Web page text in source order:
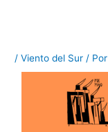
/Viento del Sur / Por